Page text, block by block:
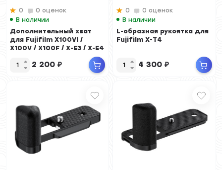
0
0 оценок
В наличии
Дополнительный хват
для Fujifilm X100VI /
X100V / X100F / X-E3 / X-E4
2 200 ₽
0
0 оценок
В наличии
L-образная рукоятка для
Fujifilm X-T4
4 300 ₽